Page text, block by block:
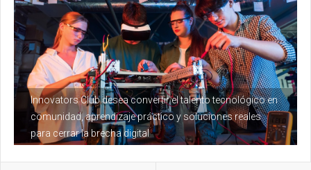
Innovators Club desea convertir el talento tecnológico en
comunidad, aprendizaje práctico y soluciones reales
para cerrar la brecha digital